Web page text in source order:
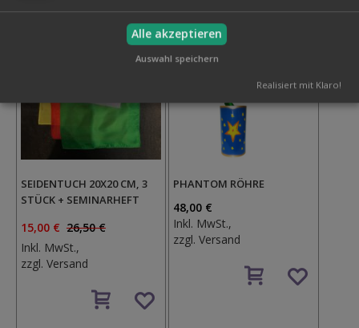
SEIDENTUCH 20X20 CM, 3
STÜCK + SEMINARHEFT
15,00 € 26,50 €
Inkl. MwSt.,
zzgl. Versand
den
PHANTOM RÖHRE
48,00 €
Inkl. MwSt.,
zzgl.Versand
den
Alle akzeptieren
Auswahl speichern
Realisiert mit Klaro!